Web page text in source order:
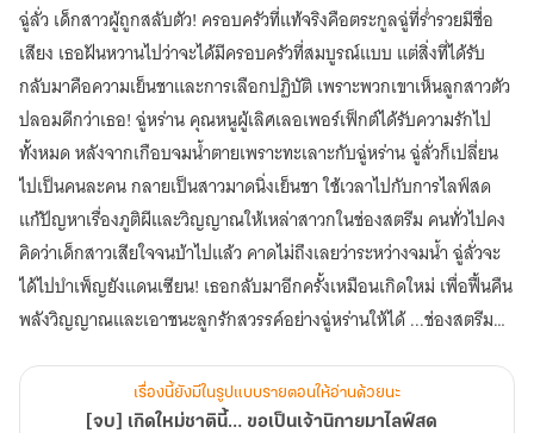
สด
เล่ม
6
เป็น
เจ้า
นิกาย
มา
ไลฟ์
สด
ฉู่ลั่ว เด็กสาวผู้ถูกสลับตัว! ครอบครัวที่แท้จริงคือตระกูลฉู่ที่ร่ำรวยมีชื่อ
เสียง เธอฝันหวานไปว่าจะได้มีครอบครัวที่สมบูรณ์แบบ แต่สิ่งที่ได้รับ
กลับมาคือความเย็นชาและการเลือกปฏิบัติ เพราะพวกเขาเห็นลูกสาวตัว
ปลอมดีกว่าเธอ! ฉู่หร่าน คุณหนูผู้เลิศเลอเพอร์เฟ็กต์ได้รับความรักไป
ทั้งหมด หลังจากเกือบจมน้ำตายเพราะทะเลาะกับฉู่หร่าน ฉู่ลั่วก็เปลี่ยน
ไปเป็นคนละคน กลายเป็นสาวมาดนิ่งเย็นชา ใช้เวลาไปกับการไลฟ์สด
แก้ปัญหาเรื่องภูติผีและวิญญาณให้เหล่าสาวกในช่องสตรีม คนทั่วไปคง
คิดว่าเด็กสาวเสียใจจนบ้าไปแล้ว คาดไม่ถึงเลยว่าระหว่างจมน้ำ ฉู่ลั่วจะ
ได้ไปบำเพ็ญยังแดนเซียน! เธอกลับมาอีกครั้งเหมือนเกิดใหม่ เพื่อฟื้นคืน
พลังวิญญาณและเอาชนะลูกรักสวรรค์อย่างฉู่หร่านให้ได้ ...ช่องสตรีมสด
เรื่องนี้ยังมีในรูปแบบรายตอนให้อ่านด้วยนะ
[จบ] เกิดใหม่ชาตินี้… ขอเป็นเจ้านิกายมาไลฟ์สด